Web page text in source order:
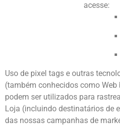
acesse:
Uso de pixel tags e outras
(também conhecidos como Web
podem ser utilizados para
Loja (incluindo destinatários de
das nossas campanhas de